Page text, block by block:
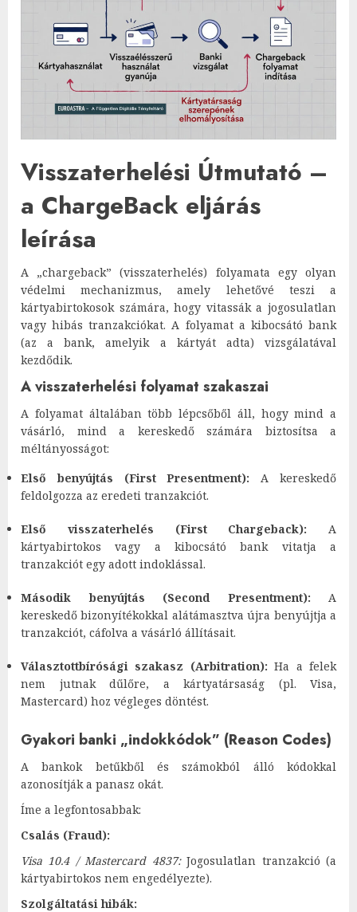
Visszaterhelési Útmutató –
a ChargeBack eljárás
leírása
A „chargeback” (visszaterhelés) folyamata egy olyan
védelmi mechanizmus, amely lehetővé teszi a
kártyabirtokosok számára, hogy vitassák a jogosulatlan
vagy hibás tranzakciókat. A folyamat a kibocsátó bank
(az a bank, amelyik a kártyát adta) vizsgálatával
kezdődik.
A visszaterhelési folyamat szakaszai
A folyamat általában több lépcsőből áll, hogy mind a
vásárló, mind a kereskedő számára biztosítsa a
méltányosságot:
Első benyújtás (First Presentment): A kereskedő
feldolgozza az eredeti tranzakciót.
Első visszaterhelés (First Chargeback): A
kártyabirtokos vagy a kibocsátó bank vitatja a
tranzakciót egy adott indoklással.
Második benyújtás (Second Presentment): A
kereskedő bizonyítékokkal alátámasztva újra benyújtja a
tranzakciót, cáfolva a vásárló állításait.
Választottbírósági szakasz (Arbitration): Ha a felek
nem jutnak dűlőre, a kártyatársaság (pl. Visa,
Mastercard) hoz végleges döntést.
Gyakori banki „indokkódok” (Reason Codes)
A bankok betűkből és számokból álló kódokkal
azonosítják a panasz okát.
Íme a legfontosabbak:
Csalás (Fraud):
Visa 10.4 / Mastercard 4837:Jogosulatlan tranzakció (a
kártyabirtokos nem engedélyezte).
Szolgáltatási hibák: